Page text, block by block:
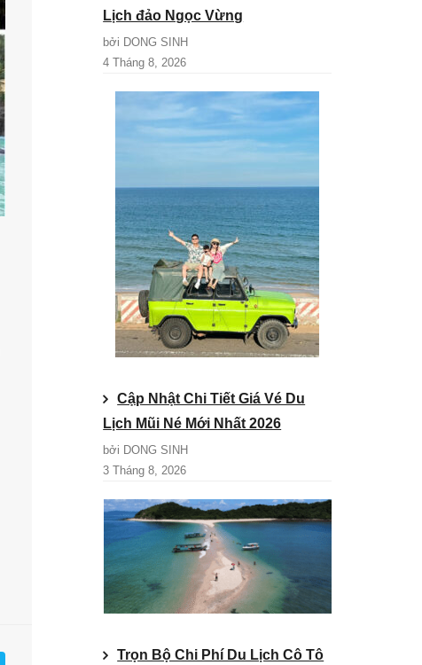
Lịch đảo Ngọc Vừng
bởi DONG SINH
4 Tháng 8, 2026
Cập Nhật Chi Tiết Giá Vé Du
Lịch Mũi Né Mới Nhất 2026
bởi DONG SINH
3 Tháng 8, 2026
Trọn Bộ Chi Phí Du Lịch Cô Tô